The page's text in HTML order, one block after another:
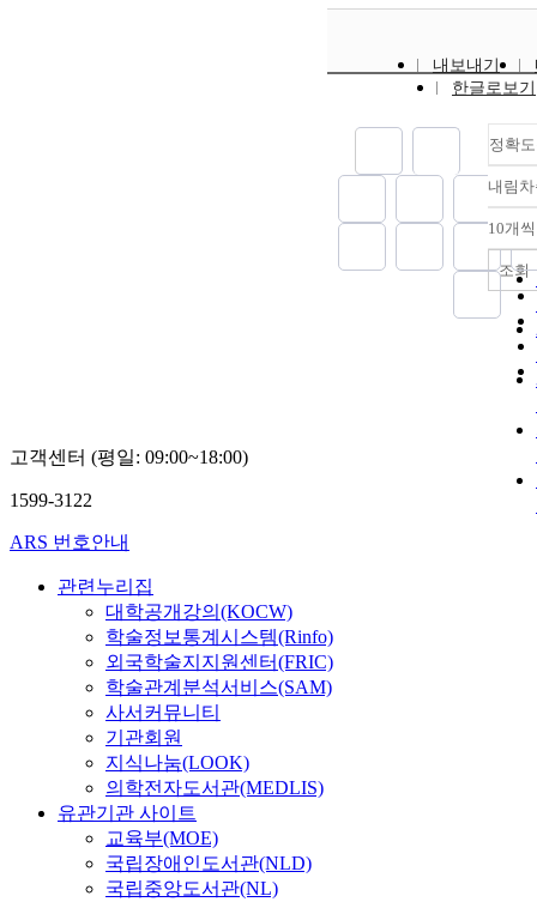
내보내기
한글로보기
정확
내림
10개
조회
고객센터 (평일: 09:00~18:00)
1599-3122
ARS 번호안내
관련누리집
대학공개강의(KOCW)
학술정보통계시스템(Rinfo)
외국학술지지원센터(FRIC)
학술관계분석서비스(SAM)
사서커뮤니티
기관회원
지식나눔(LOOK)
의학전자도서관(MEDLIS)
유관기관 사이트
교육부(MOE)
국립장애인도서관(NLD)
국립중앙도서관(NL)